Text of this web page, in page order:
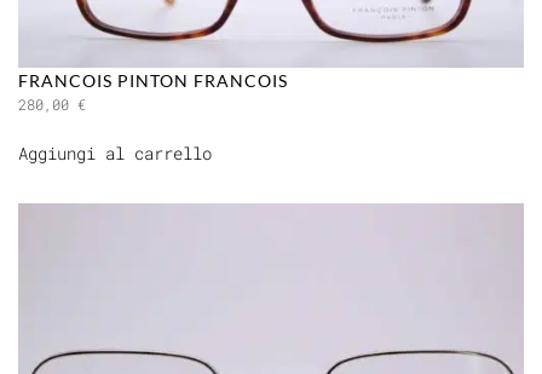
FRANCOIS PINTON FRANCOIS
280,00 €
Aggiungi al carrello